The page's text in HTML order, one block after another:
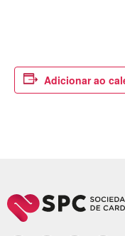
Adicionar ao